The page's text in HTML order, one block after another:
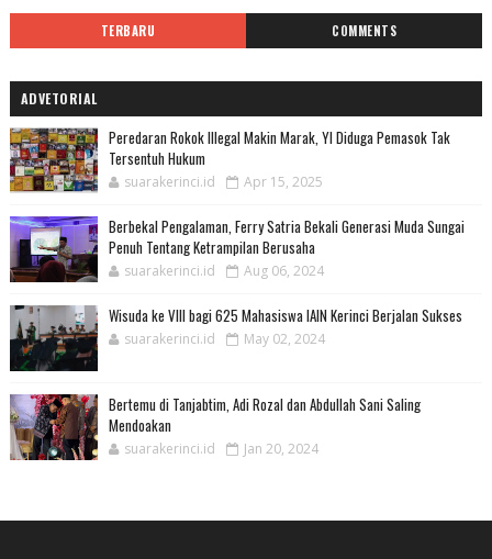
TERBARU COMMENTS
ADVETORIAL
Peredaran Rokok Illegal Makin Marak, YI Diduga Pemasok Tak
Tersentuh Hukum
suarakerinci.id Apr 15, 2025
Berbekal Pengalaman, Ferry Satria Bekali Generasi Muda Sungai
Penuh Tentang Ketrampilan Berusaha
suarakerinci.id Aug 06, 2024
Wisuda ke VIII bagi 625 Mahasiswa IAIN Kerinci Berjalan Sukses
suarakerinci.id May 02, 2024
Bertemu di Tanjabtim, Adi Rozal dan Abdullah Sani Saling
Mendoakan
suarakerinci.id Jan 20, 2024